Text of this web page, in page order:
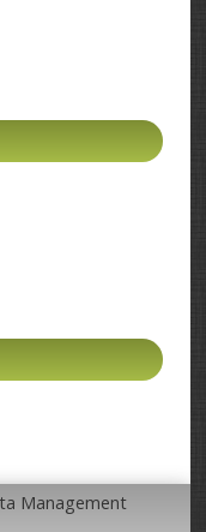
Management